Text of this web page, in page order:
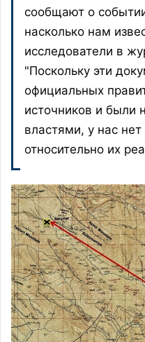
сообщают о
насколько нам
исследователи в
"Поскольку эти
официальных
источников и были
властями, у нас
относительно их